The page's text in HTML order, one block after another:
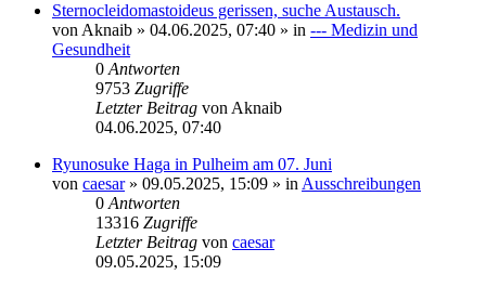
Sternocleidomastoideus gerissen, suche Austausch.
von Aknaib » 04.06.2025, 07:40 » in --- Medizin und
Gesundheit
0 Antworten
9753 Zugriffe
Letzter Beitrag von Aknaib
04.06.2025, 07:40
Ryunosuke Haga in Pulheim am 07. Juni
von caesar» 09.05.2025, 15:09 » in Ausschreibungen
0 Antworten
13316 Zugriffe
Letzter Beitrag von caesar
09.05.2025, 15:09